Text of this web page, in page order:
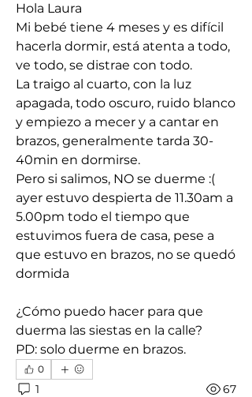
Hola Laura
Mi bebé tiene 4 meses y es difícil
hacerla dormir, está atenta a todo,
ve todo, se distrae con todo.
La traigo al cuarto, con la luz
apagada, todo oscuro, ruido blanco
y empiezo a mecer y a cantar en
brazos, generalmente tarda 30-
40min en dormirse.
Pero si salimos, NO se duerme :(
ayer estuvo despierta de 11.30am a
5.00pm todo el tiempo que
estuvimos fuera de casa, pese a
que estuvo en brazos, no se quedó
dormida
¿Cómo puedo hacer para que
duerma las siestas en la calle?
PD: solo duerme en brazos.
0
1 67